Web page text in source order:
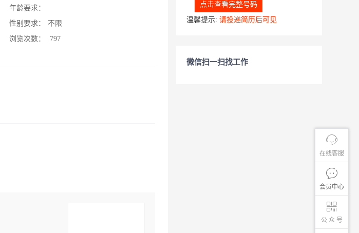
在线客服
会员中心
公 众 号
年龄要求：
性别要求：
不限
浏览次数：
797
点击查看完整号码
温馨提示: 请投递简历后可见
微信扫一扫找工作